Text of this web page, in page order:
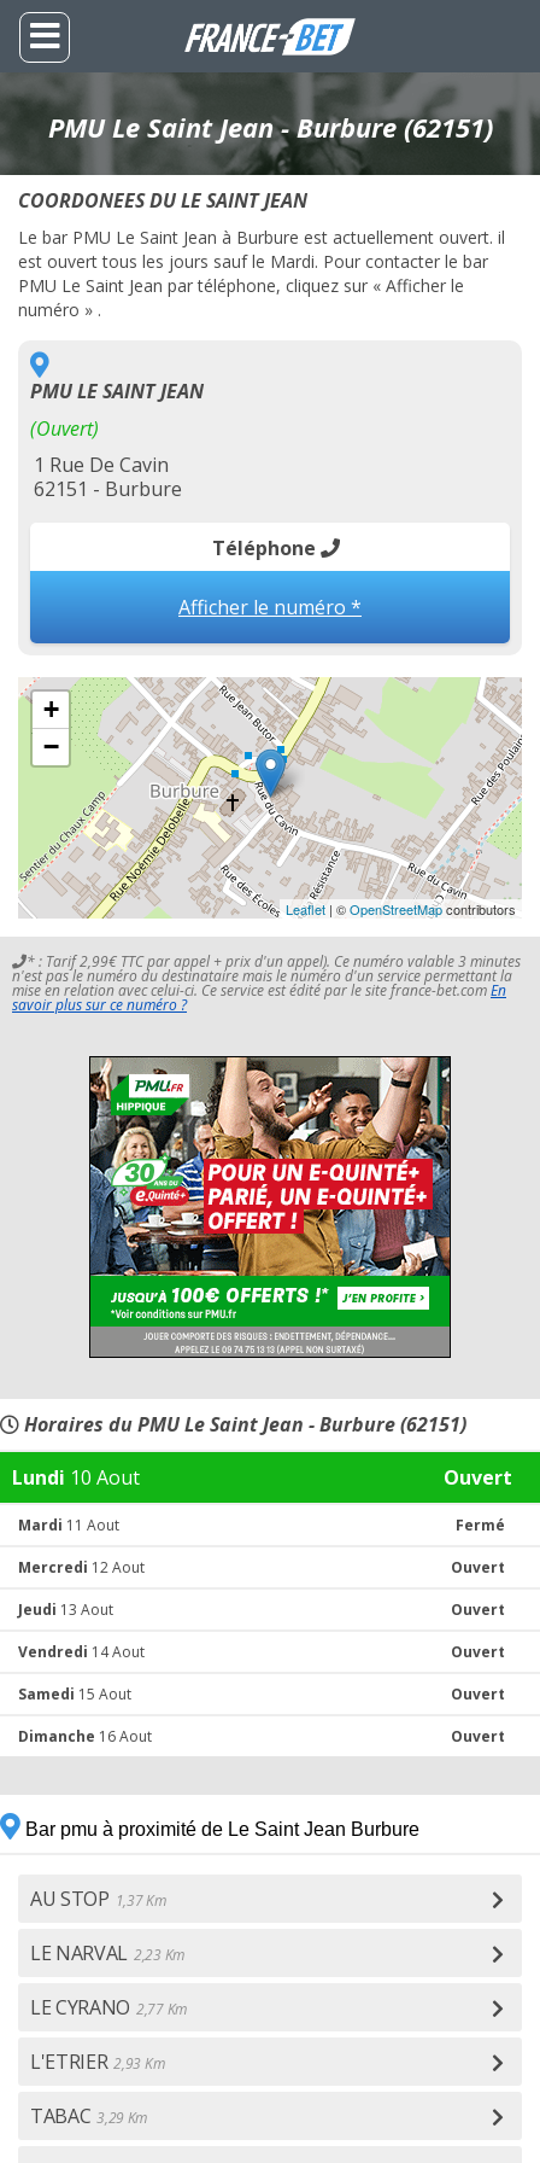
PMU Le Saint Jean - Burbure (62151)
COORDONEES DU LE SAINT JEAN
Le bar PMU Le Saint Jean à Burbure est actuellement ouvert. il
est ouvert tous les jours sauf le Mardi. Pour contacter le bar
PMU Le Saint Jean par téléphone, cliquez sur « Afficher le
numéro » .
PMU LE SAINT JEAN
(Ouvert)
1 Rue De Cavin
62151 - Burbure
Téléphone
Afficher le numéro *
+
−
Leaflet | ©OpenStreetMapcontributors
* : Tarif 2,99€ TTC par appel + prix d'un appel). Ce numéro valable 3 minutes
n'est pas le numéro du destinataire mais le numéro d'un service permettant la
mise en relation avec celui-ci. Ce service est édité par le site france-bet.comEn
savoir plus sur ce numéro ?
Horaires du PMU Le Saint Jean - Burbure (62151)
Lundi 10 Aout Ouvert
Mardi 11 Aout Fermé
Mercredi 12 Aout Ouvert
Jeudi 13 Aout Ouvert
Vendredi 14 Aout Ouvert
Samedi 15 Aout Ouvert
Dimanche 16 Aout Ouvert
Bar pmu à proximité de Le Saint Jean Burbure
AU STOP 1,37 Km
LE NARVAL 2,23 Km
LE CYRANO 2,77 Km
L'ETRIER 2,93 Km
TABAC 3,29 Km